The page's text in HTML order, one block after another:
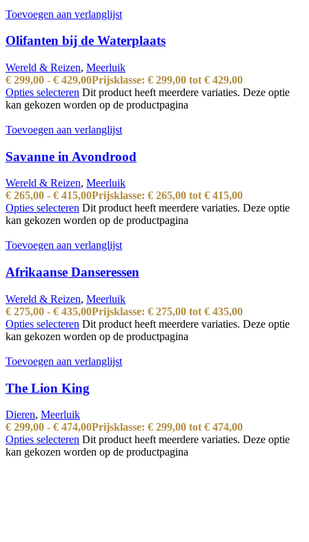
Toevoegen aan verlanglijst
Olifanten bij de Waterplaats
Wereld & Reizen, Meerluik
€ 299,00 - € 429,00Prijsklasse: € 299,00 tot € 429,00
Opties selecteren Dit product heeft meerdere variaties. Deze optie
kan gekozen worden op de productpagina
Toevoegen aan verlanglijst
Savanne in Avondrood
Wereld & Reizen, Meerluik
€ 265,00 - € 415,00Prijsklasse: € 265,00 tot € 415,00
Opties selecteren Dit product heeft meerdere variaties. Deze optie
kan gekozen worden op de productpagina
Toevoegen aan verlanglijst
Afrikaanse Danseressen
Wereld & Reizen, Meerluik
€ 275,00 - € 435,00Prijsklasse: € 275,00 tot € 435,00
Opties selecteren Dit product heeft meerdere variaties. Deze optie
kan gekozen worden op de productpagina
Toevoegen aan verlanglijst
The Lion King
Dieren, Meerluik
€ 299,00 - € 474,00Prijsklasse: € 299,00 tot € 474,00
Opties selecteren Dit product heeft meerdere variaties. Deze optie
kan gekozen worden op de productpagina